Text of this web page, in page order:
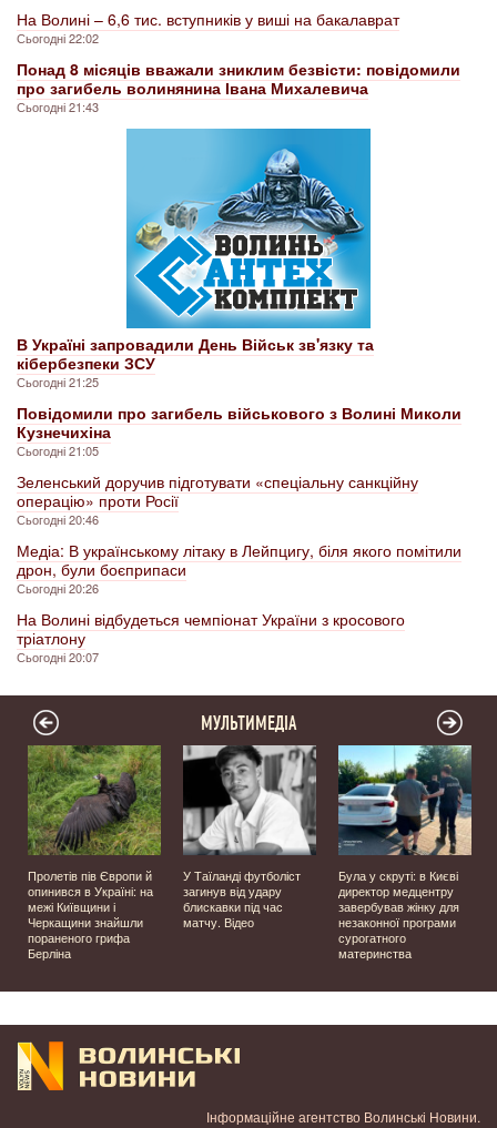
На Волині – 6,6 тис. вступників у виші на бакалаврат
Сьогодні 22:02
Понад 8 місяців вважали зниклим безвісти: повідомили
про загибель волинянина Івана Михалевича
Сьогодні 21:43
В Україні запровадили День Військ зв'язку та
кібербезпеки ЗСУ
Сьогодні 21:25
Повідомили про загибель військового з Волині Миколи
Кузнечихіна
Сьогодні 21:05
Зеленський доручив підготувати «спеціальну санкційну
операцію» проти Росії
Сьогодні 20:46
Медіа: В українському літаку в Лейпцигу, біля якого помітили
дрон, були боєприпаси
Сьогодні 20:26
На Волині відбудеться чемпіонат України з кросового
тріатлону
Сьогодні 20:07
МУЛЬТИМЕДІА
Пролетів пів Європи й
опинився в Україні: на
межі Київщини і
Черкащини знайшли
пораненого грифа
Берліна
У Таїланді футболіст
загинув від удару
блискавки під час
матчу. Відео
Була у скруті: в Києві
директор медцентру
завербував жінку для
незаконної програми
сурогатного
материнства
Інформаційне агентство Волинські Новини.